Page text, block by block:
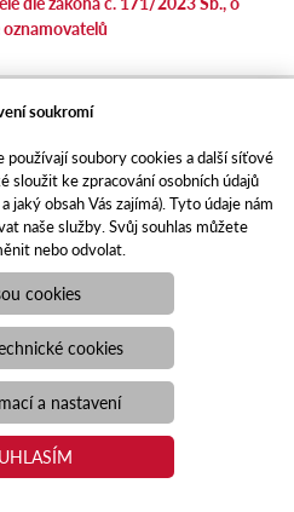
| agrics.cz © 2021
AGRI CS a. s., se sídlem
PSČ 69301, IČO 26243334,
soudem v Brně, oddíl B, vložka
je členem koncernu AGROFERT
a.s., IČO 26185610, se sídlem
2, Chodov, 149 00 Praha 4.
.cz
cs
soukromí
soubory cookies a další síťové
ke zpracování osobních údajů
jaký obsah Vás zajímá). Tyto údaje nám
naše služby. Svůj souhlas můžete
nebo odvolat.
cookies
cookies
a nastavení